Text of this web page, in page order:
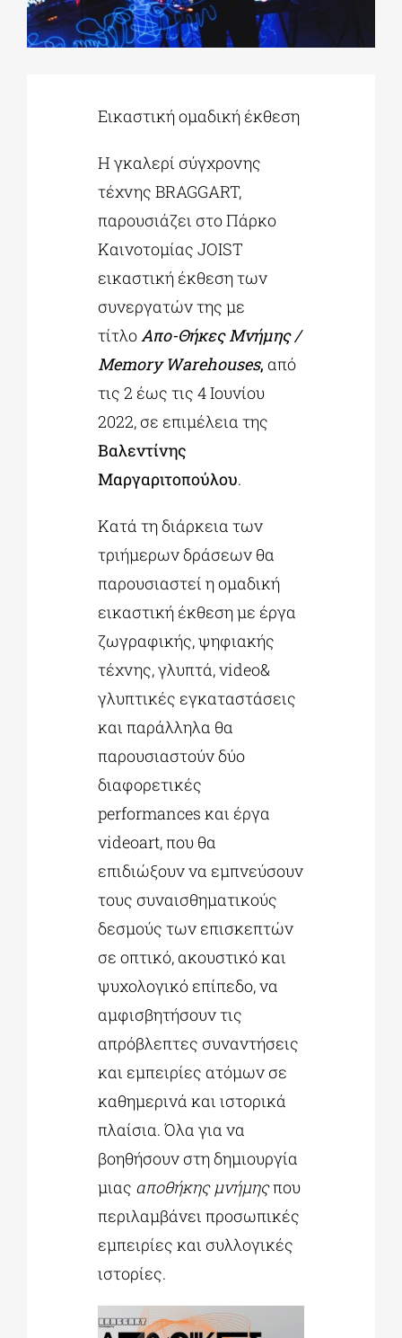
ΕΚΠΑΙΔΕΥΤΙΚΑ ΙΔΡΥΜΑΤΑ
ΠΟΛΙΤΙΣΤΙΚΟΙ ΦΟΡΕΙΣ
Εικαστική ομαδική έκθεση
Η γκαλερί σύγχρονης
τέχνης BRAGGART,
παρουσιάζει στο Πάρκο
Καινοτομίας JOIST
εικαστική έκθεση των
συνεργατών της με
τίτλο Απο-Θήκες Μνήμης /
Memory Warehouses, από
τις 2 έως τις 4 Ιουνίου
2022, σε επιμέλεια της
Βαλεντίνης
Μαργαριτοπούλου.
Κατά τη διάρκεια των
τριήμερων δράσεων θα
παρουσιαστεί η ομαδική
εικαστική έκθεση με έργα
ζωγραφικής, ψηφιακής
τέχνης, γλυπτά, video&
γλυπτικές εγκαταστάσεις
και παράλληλα θα
παρουσιαστούν δύο
διαφορετικές
performances και έργα
videoart, που θα
επιδιώξουν να εμπνεύσουν
τους συναισθηματικούς
δεσμούς των επισκεπτών
σε οπτικό, ακουστικό και
ψυχολογικό επίπεδο, να
αμφισβητήσουν τις
απρόβλεπτες συναντήσεις
και εμπειρίες ατόμων σε
καθημερινά και ιστορικά
πλαίσια. Όλα για να
βοηθήσουν στη δημιουργία
μιας αποθήκης μνήμηςπου
περιλαμβάνει προσωπικές
εμπειρίες και συλλογικές
ιστορίες.